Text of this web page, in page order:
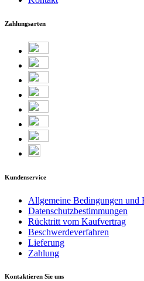
Zahlungsarten
Kundenservice
Allgemeine Bedingungen und
Datenschutzbestimmungen
Rücktritt vom Kaufvertrag
Beschwerdeverfahren
Lieferung
Zahlung
Kontaktieren Sie uns